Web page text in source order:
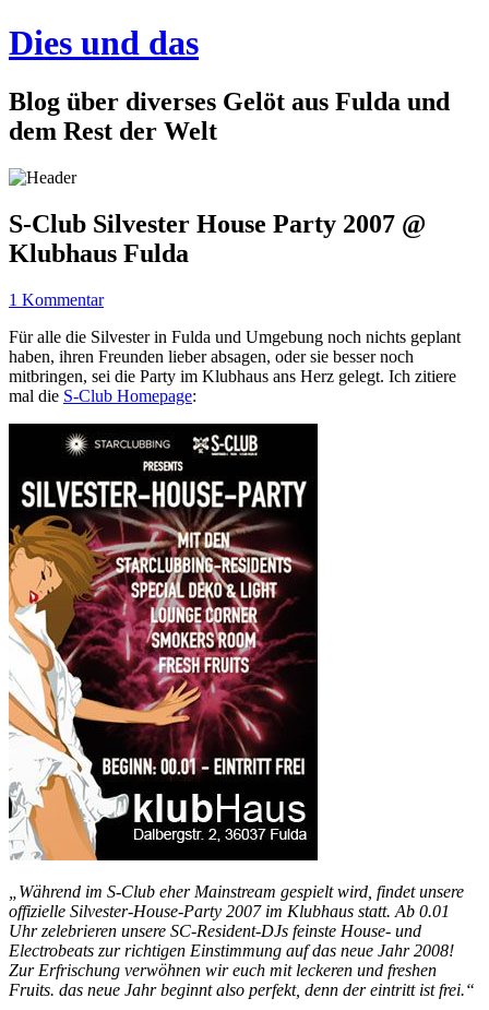
Dies und das
Blog über diverses Gelöt aus Fulda und
dem Rest der Welt
S-Club Silvester House Party 2007 @
Klubhaus Fulda
1 Kommentar
Für alle die Silvester in Fulda und Umgebung noch nichts geplant
haben, ihren Freunden lieber absagen, oder sie besser noch
mitbringen, sei die Party im Klubhaus ans Herz gelegt. Ich zitiere
mal die S-Club Homepage:
„Während im S-Club eher Mainstream gespielt wird, findet unsere
offizielle Silvester-House-Party 2007 im Klubhaus statt. Ab 0.01
Uhr zelebrieren unsere SC-Resident-DJs feinste House- und
Electrobeats zur richtigen Einstimmung auf das neue Jahr 2008!
Zur Erfrischung verwöhnen wir euch mit leckeren und freshen
Fruits. das neue Jahr beginnt also perfekt, denn der eintritt ist frei.“